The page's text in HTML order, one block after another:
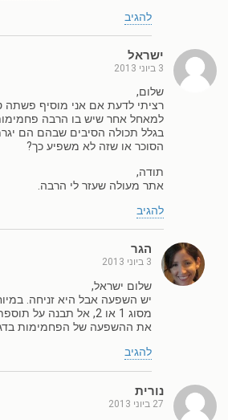
להגיב
ישראל
3 ביוני 2013
שלום,
רציתי לדעת אם אני מוסיף פשתה
למאחל אחר שיש בו הרבה
בגלל תכולה הסיבים שבהם הם
הסוכר או שזה לא משפיע כך?
תודה,
אתר מעולה שעזר לי הרבה.
להגיב
הגר
3 ביוני 2013
שלום ישראל,
יש השפעה אבל היא זניחה.
מסוג 1 או 2, אל תבנה
את ההשפעה של הפחמימות
להגיב
נורית
27 ביוני 2013